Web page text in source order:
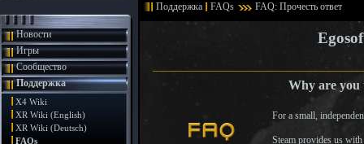
Поддержка FAQs FAQ: Прочесть ответ
Новости
Игры
Сообщество
Поддержка
X4 Wiki
XR Wiki (English)
XR Wiki (Deutsch)
FAQs
Why are you
For a small,
Steam provides us